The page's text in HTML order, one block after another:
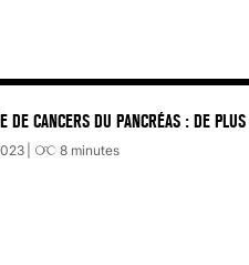
DE CANCERS DU PANCRÉAS : DE
8 minutes